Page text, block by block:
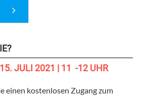
JULI 2021 | 11 -12 UHR
einen kostenlosen Zugang zum